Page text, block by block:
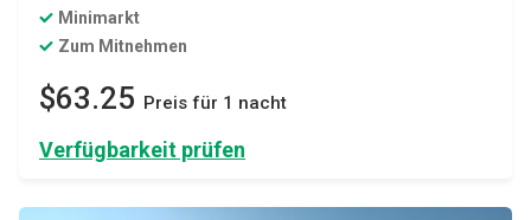
Minimarkt
Zum Mitnehmen
$63.25 Preis für 1 nacht
Verfügbarkeit prüfen